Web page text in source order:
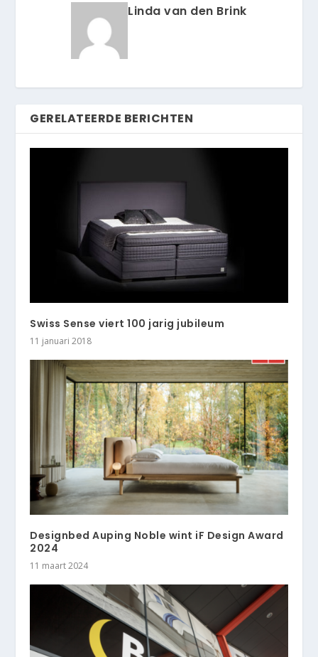
Linda van den Brink
GERELATEERDE BERICHTEN
Swiss Sense viert 100 jarig jubileum
11 januari 2018
Designbed Auping Noble wint iF Design Award
2024
11 maart 2024